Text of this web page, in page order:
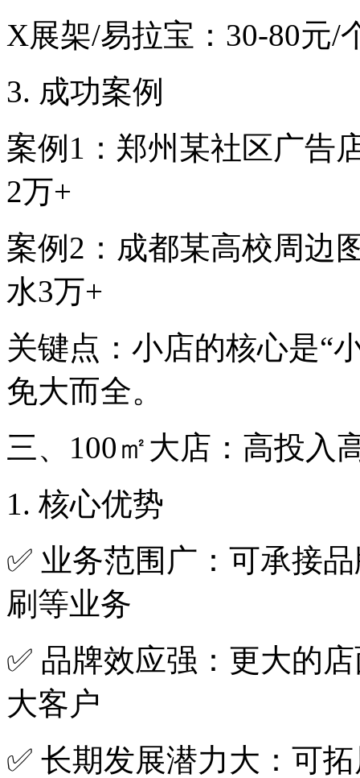
X展架/易拉宝：30-80元/
3. 成功案例
案例1：郑州某社区广告
2万+
案例2：成都某高校周边
水3万+
关键点：小店的核心是“
免大而全。
三、100㎡大店：高投入
1. 核心优势
✅ 业务范围广：可承接
刷等业务
✅ 品牌效应强：更大的
大客户
✅ 长期发展潜力大：可